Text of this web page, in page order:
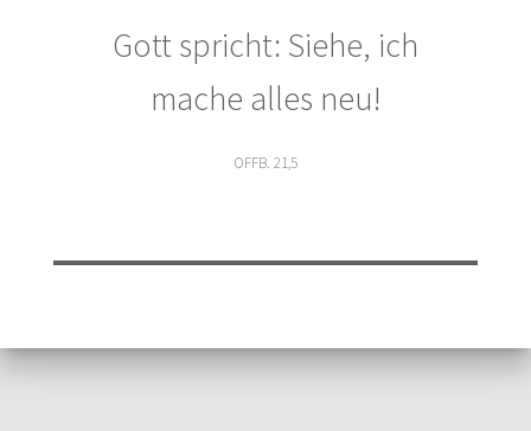
Gott spricht: Siehe, ich
mache alles neu!
OFFB. 21,5